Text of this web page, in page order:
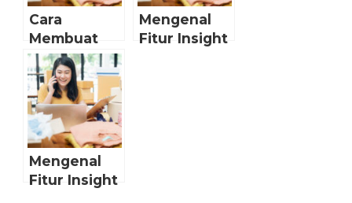
Kena
“Shadowbanning”
di Instagram
Cara
Membuat
Swipe Up
Instagram
Tanpa 10K
Followers
Mengenal
Fitur Insight
Mengenal
Fitur Insight